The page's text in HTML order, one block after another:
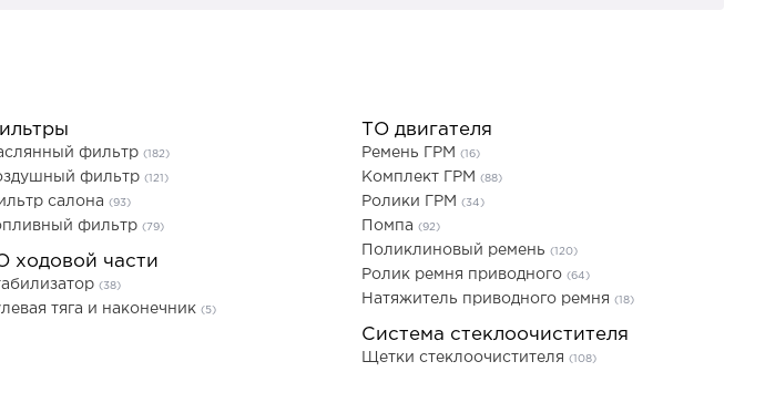
фильтр (182)
фильтр (121)
салона (93)
фильтр (79)
ТО двигателя
Ремень ГРМ (16)
Комплект ГРМ (88)
Ролики ГРМ (34)
Помпа (92)
Поликлиновый ремень (120)
Ролик ремня приводного (64)
Натяжитель приводного ремня (18)
ходовой части
(38)
тяга и наконечник (5)
Система стеклоочистителя
Щетки стеклоочистителя (108)